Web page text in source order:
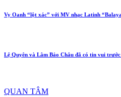
Vy Oanh “lột xác” với MV nhạc Latinh
Lệ Quyên và Lâm Bảo Châu đã có tin vui
QUAN TÂM